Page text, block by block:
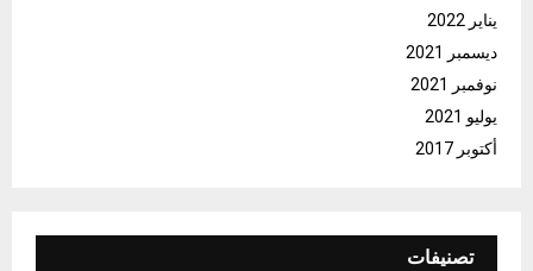
يناير 2022
ديسمبر 2021
نوفمبر 2021
يوليو 2021
أكتوبر 2017
تصنيفات